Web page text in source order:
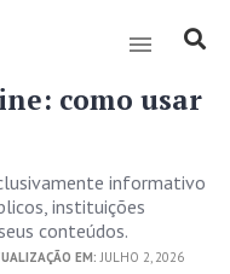
como usar
informativo
instituições
conteúdos.
EM: JULHO 2, 2026